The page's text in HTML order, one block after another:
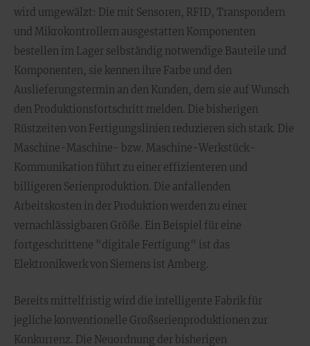
wird umgewälzt: Die mit Sensoren, RFID, Transpondern
und Mikrokontrollern ausgestatten Komponenten
bestellen im Lager selbständig notwendige Bauteile und
Komponenten, sie kennen ihre Farbe und den
Auslieferungstermin an den Kunden, dem sie auf Wunsch
den Produktionsfortschritt melden. Die bisherigen
Rüstzeiten von Fertigungslinien reduzieren sich stark. Die
Maschine-Maschine- bzw. Maschine-Werkstück-
Kommunikation führt zu einer effizienteren und
billigeren Serienproduktion. Die anfallenden
Arbeitskosten in der Produktion werden zu einer
vernachlässigbaren Größe. Ein Beispiel für eine
fortgeschrittene "digitale Fertigung" ist das
Elektronikwerk von Siemens ist Amberg.
Bereits mittelfristig wird die intelligente Fabrik für
jegliche konventionelle Großserienproduktionen zur
Konkurrenz. Die Neuordnung der bisherigen